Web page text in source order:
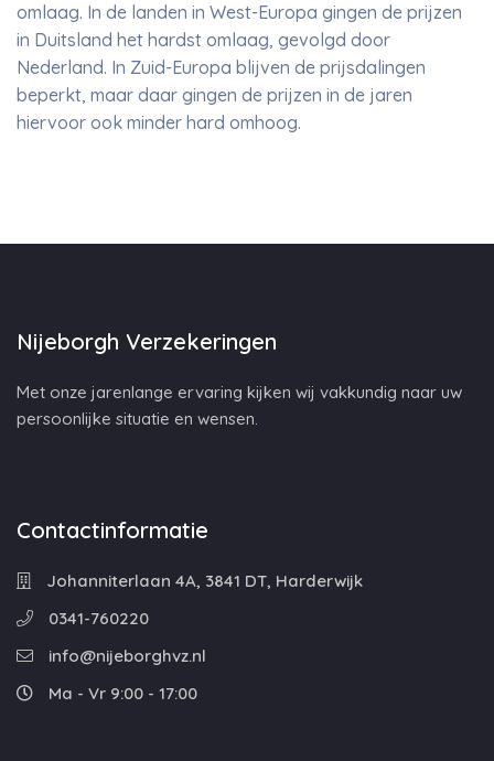
omlaag. In de landen in West-Europa gingen de prijzen
in Duitsland het hardst omlaag, gevolgd door
Nederland. In Zuid-Europa blijven de prijsdalingen
beperkt, maar daar gingen de prijzen in de jaren
hiervoor ook minder hard omhoog.
Nijeborgh Verzekeringen
Met onze jarenlange ervaring kijken wij vakkundig naar uw
persoonlijke situatie en wensen.
Contactinformatie
Johanniterlaan 4A, 3841 DT, Harderwijk
0341-760220
info@nijeborghvz.nl
Ma - Vr 9:00 - 17:00